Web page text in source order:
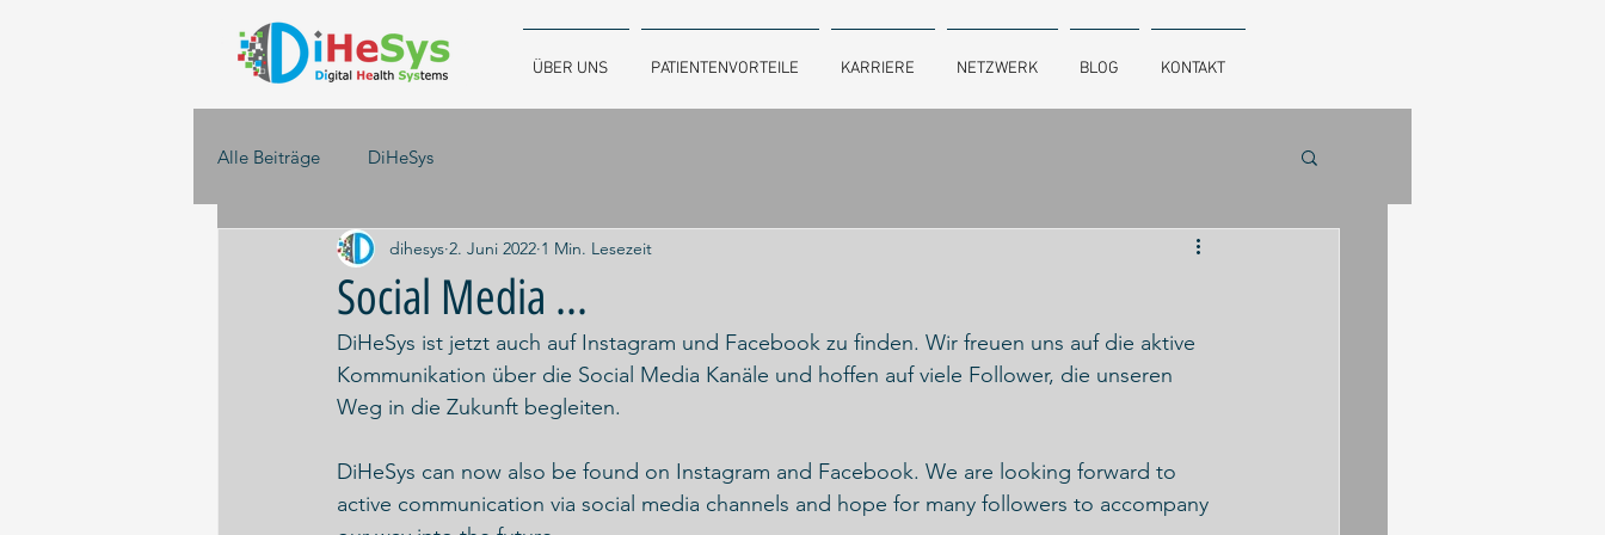
ÜBER UNS PATIENTENVORTEILE KARRIERE NETZWERK BLOG KONTAKT
Alle Beiträge DiHeSys
Social Media ...
dihesys 2. Juni 2022 1 Min. Lesezeit
DiHeSys ist jetzt auch auf Instagram und Facebook zu finden. Wir freuen uns auf die aktive
Kommunikation über die Social Media Kanäle und hoffen auf viele Follower, die unseren
Weg in die Zukunft begleiten.
DiHeSys can now also be found on Instagram and Facebook. We are looking forward to
active communication via social media channels and hope for many followers to accompany